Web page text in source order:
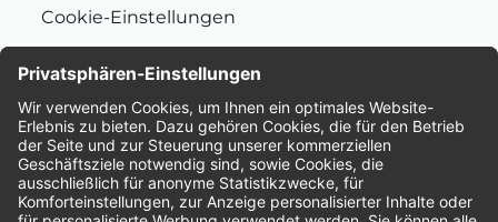
Cookie-Einstellungen
Bewertungen